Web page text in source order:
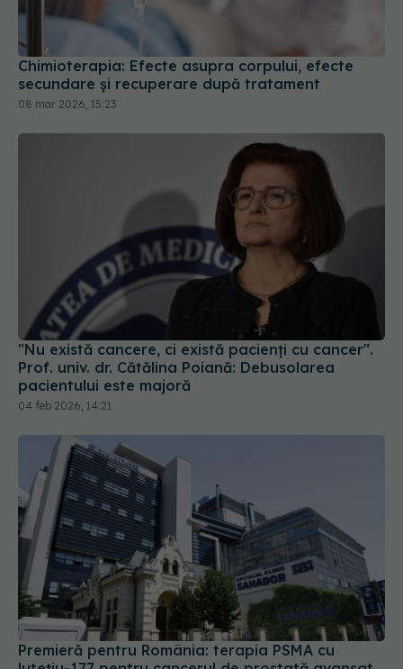
Chimioterapia: Efecte asupra corpului, efecte
secundare și recuperare după tratament
08 mar 2026, 15:23
"Nu există cancere, ci există pacienți cu cancer".
Prof. univ. dr. Cătălina Poiană: Debusolarea
pacientului este majoră
04 feb 2026, 14:21
Premieră pentru România: terapia PSMA cu